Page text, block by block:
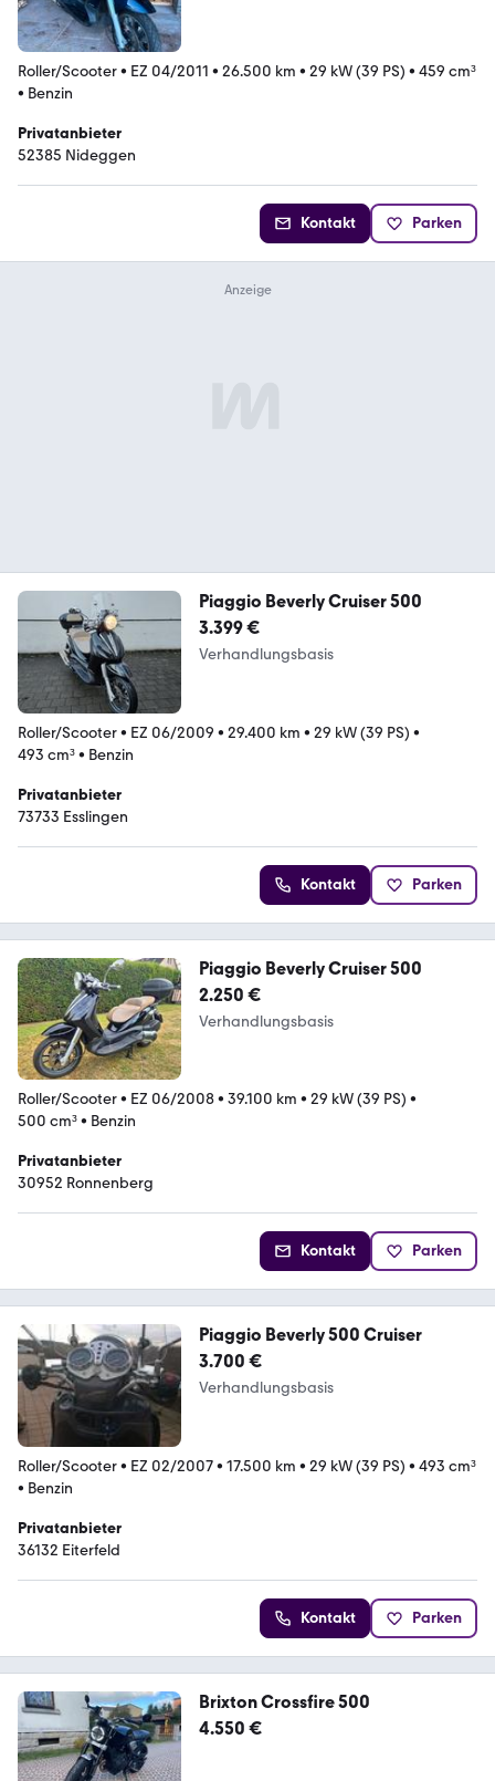
Roller/Scooter• EZ 04/2011 • 26.500 km • 29 kW (39 PS) • 459 cm³
• Benzin
Privatanbieter
52385 Nideggen
Kontakt Parken
Piaggio Beverly Cruiser 500
3.399 €
Verhandlungsbasis
Roller/Scooter• EZ 06/2009 • 29.400 km • 29 kW (39 PS) •
493 cm³• Benzin
Privatanbieter
73733 Esslingen
Kontakt Parken
Piaggio Beverly Cruiser 500
2.250 €
Verhandlungsbasis
Roller/Scooter• EZ 06/2008• 39.100 km • 29 kW (39 PS) •
500 cm³• Benzin
Privatanbieter
30952 Ronnenberg
Kontakt Parken
Piaggio Beverly 500 Cruiser
3.700 €
Verhandlungsbasis
Roller/Scooter• EZ 02/2007• 17.500 km • 29 kW (39 PS) • 493 cm³
• Benzin
Privatanbieter
36132 Eiterfeld
Kontakt Parken
Brixton Crossfire 500
4.550 €